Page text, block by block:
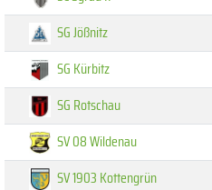
SG Jößnitz
SG Kürbitz
SG Rotschau
SV 08 Wildenau
SV 1903 Kottengrün